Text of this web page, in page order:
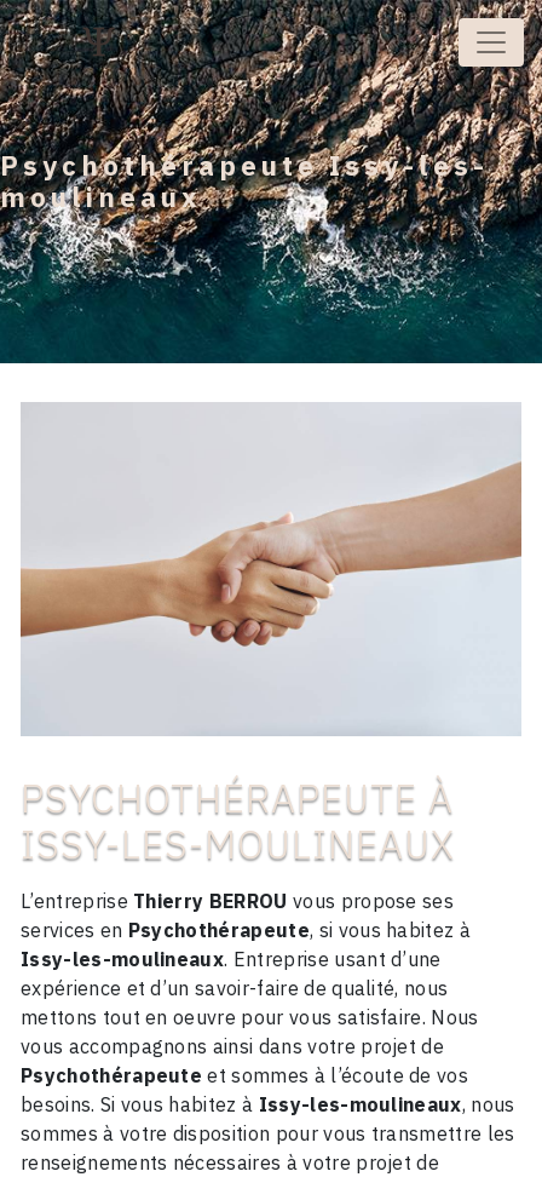
Panneau de gestion des cookies
Psychothérapeute Issy-les-
moulineaux
PSYCHOTHÉRAPEUTE À
ISSY-LES-MOULINEAUX
L’entreprise Thierry BERROU vous propose ses
services en Psychothérapeute, si vous habitez à
Issy-les-moulineaux. Entreprise usant d’une
expérience et d’un savoir-faire de qualité, nous
mettons tout en oeuvre pour vous satisfaire. Nous
vous accompagnons ainsi dans votre projet de
Psychothérapeute et sommes à l’écoute de vos
besoins. Si vous habitez à Issy-les-moulineaux, nous
sommes à votre disposition pour vous transmettre les
renseignements nécessaires à votre projet de